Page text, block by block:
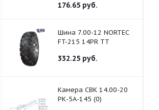
176.65 руб.
Шина 7.00-12 NORTEC
FT-215 14PR ТТ
332.25 руб.
Камера СВК 14.00-20
РК-5А-145 (0)